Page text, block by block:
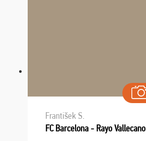
František S.
FC Barcelona - Rayo Vallecano